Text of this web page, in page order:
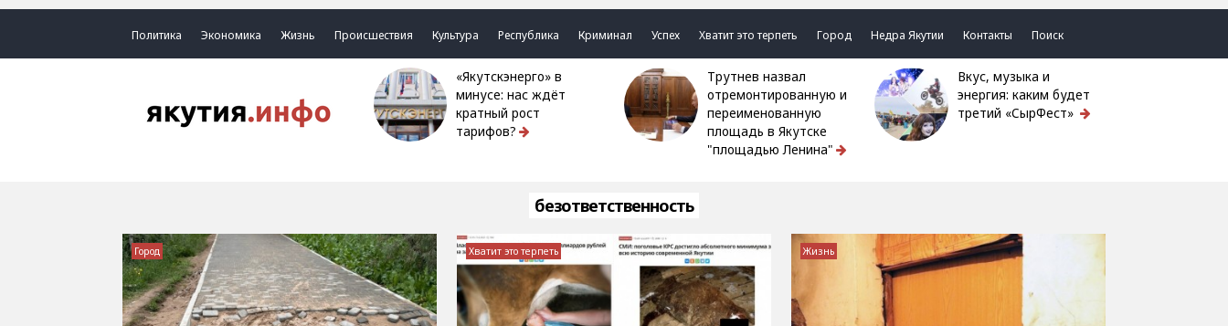
Политика Экономика Жизнь Происшествия Культура Республика Криминал Успех Хватит это терпеть Город Недра Якутии Контакты Поиск
«Якутскэнерго» в
минусе: нас ждёт
кратный рост
тарифов?
Трутнев назвал
отремонтированную и
переименованную
площадь в Якутске
"площадью Ленина"
Вкус, музыка и
энергия: каким будет
третий «СырФест»
безответственность
Город Хватит это терпеть Жизнь